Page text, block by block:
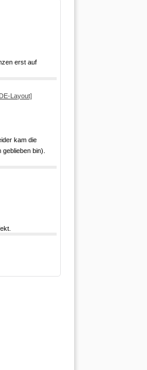
erst auf
Layout]
kam die
bin).